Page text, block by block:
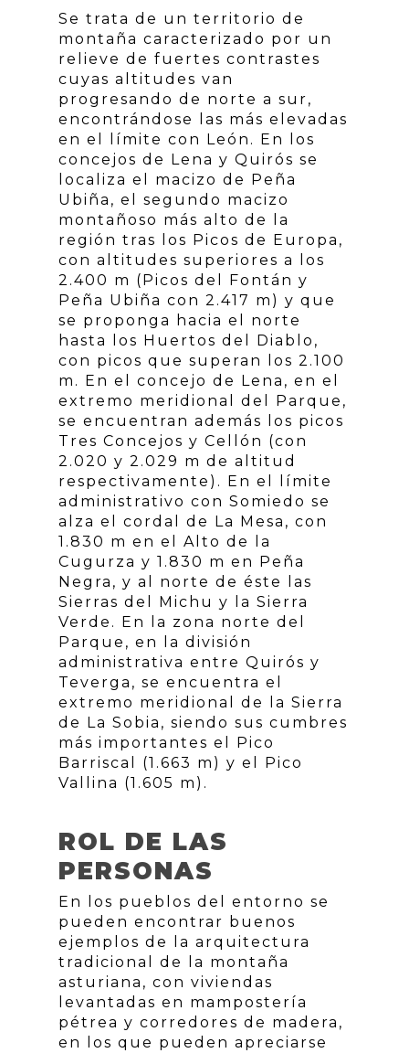
Se trata de un territorio de
montaña caracterizado por un
relieve de fuertes contrastes
cuyas altitudes van
progresando de norte a sur,
encontrándose las más elevadas
en el límite con León. En los
concejos de Lena y Quirós se
localiza el macizo de Peña
Ubiña, el segundo macizo
montañoso más alto de la
región tras los Picos de Europa,
con altitudes superiores a los
2.400 m (Picos del Fontán y
Peña Ubiña con 2.417 m) y que
se proponga hacia el norte
hasta los Huertos del Diablo,
con picos que superan los 2.100
m. En el concejo de Lena, en el
extremo meridional del Parque,
se encuentran además los picos
Tres Concejos y Cellón (con
2.020 y 2.029 m de altitud
respectivamente). En el límite
administrativo con Somiedo se
alza el cordal de La Mesa, con
1.830 m en el Alto de la
Cugurza y 1.830 m en Peña
Negra, y al norte de éste las
Sierras del Michu y la Sierra
Verde. En la zona norte del
Parque, en la división
administrativa entre Quirós y
Teverga, se encuentra el
extremo meridional de la Sierra
de La Sobia, siendo sus cumbres
más importantes el Pico
Barriscal (1.663 m) y el Pico
Vallina (1.605 m).
ROL DE LAS
PERSONAS
En los pueblos del entorno se
pueden encontrar buenos
ejemplos de la arquitectura
tradicional de la montaña
asturiana, con viviendas
levantadas en mampostería
pétrea y corredores de madera,
en los que pueden apreciarse